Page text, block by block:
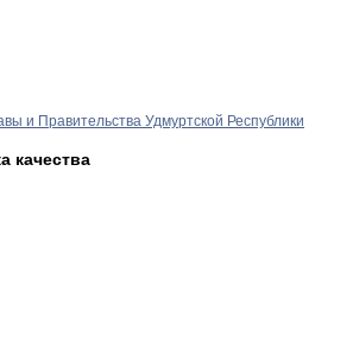
и Правительства Удмуртской Республики
качества